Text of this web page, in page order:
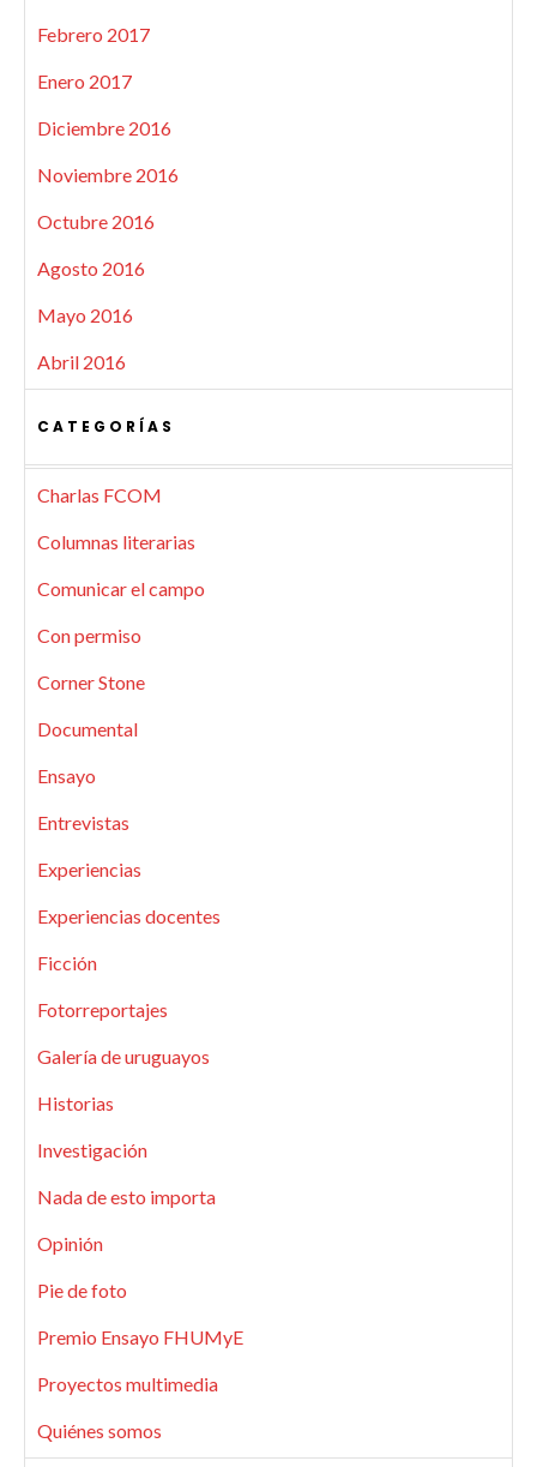
Febrero 2017
Enero 2017
Diciembre 2016
Noviembre 2016
Octubre 2016
Agosto 2016
Mayo 2016
Abril 2016
CATEGORÍAS
Charlas FCOM
Columnas literarias
Comunicar el campo
Con permiso
Corner Stone
Documental
Ensayo
Entrevistas
Experiencias
Experiencias docentes
Ficción
Fotorreportajes
Galería de uruguayos
Historias
Investigación
Nada de esto importa
Opinión
Pie de foto
Premio Ensayo FHUMyE
Proyectos multimedia
Quiénes somos